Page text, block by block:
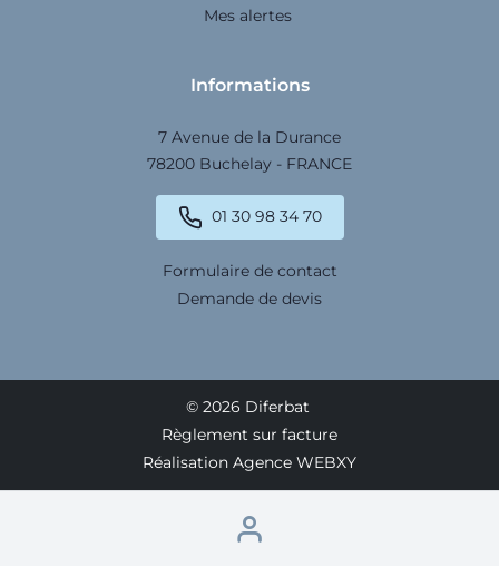
Mes alertes
Informations
7 Avenue de la Durance
78200 Buchelay - FRANCE
01 30 98 34 70
Formulaire de contact
Demande de devis
© 2026 Diferbat
Règlement sur facture
Réalisation Agence WEBXY